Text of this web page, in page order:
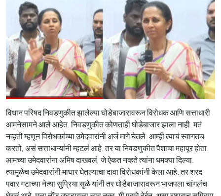
विधान परिषद निवडणुकीत झालेल्या घोडेबाजारावरून विरोधक आणि सत्ताधारी
आमनेसामने आले आहेत. निवडणुकीत कोणताही घोडेबाजार झाला नाही. मतं
नव्हती म्हणून विरोधकांच्या उमेदवारांनी अर्ज मागे घेतले. आम्ही त्याचं स्वागतच
करतो, असं सत्ताधाऱ्यांनी म्हटलं आहे. तर या निवडणुकीत पैशाचा महापूर होता.
आमच्या उमेदवारांना अमिष दाखवलं, जे ऐकत नव्हते त्यांना धमक्या दिल्या.
त्यामुळेच उमेदवारांनी माघार घेतल्याचा दावा विरोधकांनी केला आहे. तर शरद
पवार गटाच्या नेत्या सुप्रिया सुळे यांनी तर घोडेबाजारावरून भाजपला चांगलंच